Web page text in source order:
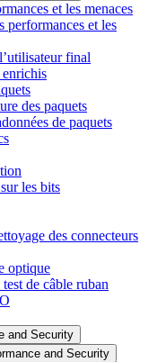
et les menaces
performances et les
final
des paquets
de paquets
les bits
des connecteurs
optique
de câble ruban
and Security
and Security